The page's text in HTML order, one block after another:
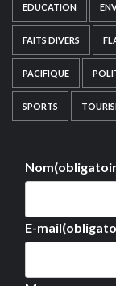
EDUCATION
FAITS DIVERS
PACIFIQUE
SPORTS
Nom
E-mail